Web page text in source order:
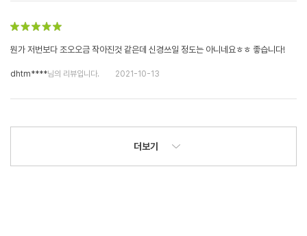
뭔가 저번보다 조오오금 작아진것 같은데 신경쓰일 정도는 아니네요ㅎㅎ 좋습니다!
dhtm****님의 리뷰입니다. 2021-10-13
더보기